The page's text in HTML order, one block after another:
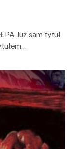
Już sam tytuł